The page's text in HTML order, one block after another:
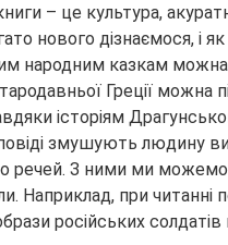
– це культура,
нового дізнаємося, і
народним казкам можна
Греції можна
історіям
змушують людину
речей. З ними ми
Наприклад, при читанні
російських солдатів